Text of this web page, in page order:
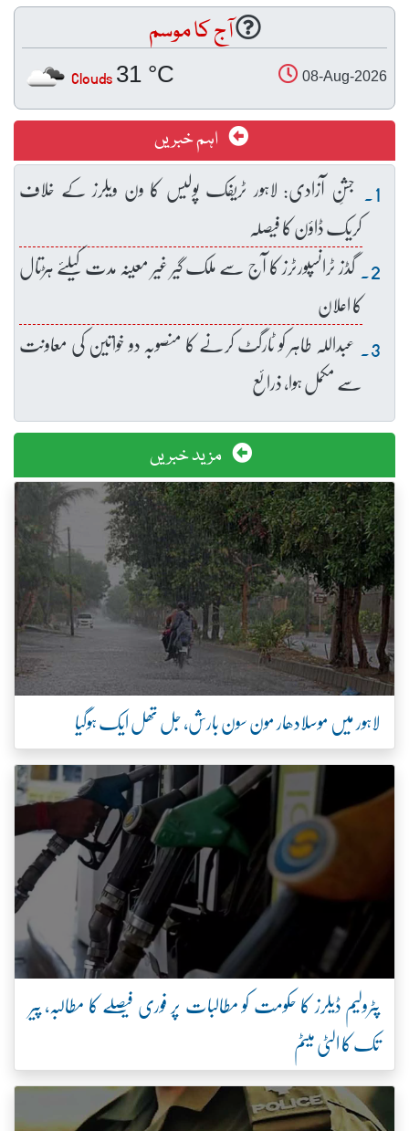
آج کا موسم
08-Aug-2026
31 °C
Clouds
اہم خبریں
جشنِ آزادی: لاہور ٹریفک پولیس کا ون ویلرز کے خلاف
کریک ڈاؤن کا فیصلہ
گڈز ٹرانسپورٹرز کا آج سے ملک گیر غیر معینہ مدت کیلئے ہڑتال
کا اعلان
عبداللہ طاہر کو ٹارگٹ کرنے کا منصوبہ دو خواتین کی معاونت
سے مکمل ہوا، ذرائع
مزید خبریں
لاہور میں موسلادھار مون سون بارش، جل تھل ایک ہوگیا
پٹرولیم ڈیلرز کا حکومت کو مطالبات پر فوری فیصلے کا مطالبہ، پیر
تک کا الٹی میٹم